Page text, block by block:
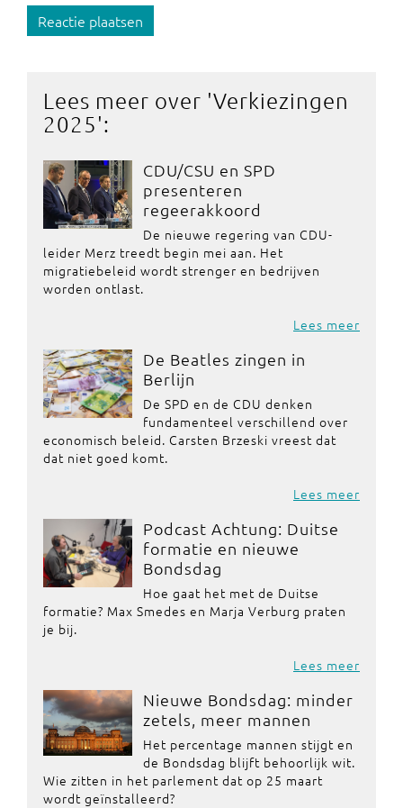
Reactie plaatsen
Lees meer over 'Verkiezingen
2025':
CDU/CSU en SPD
presenteren
regeerakkoord
De nieuwe regering van CDU-
leider Merz treedt begin mei aan. Het
migratiebeleid wordt strenger en bedrijven
worden ontlast.
Lees meer
De Beatles zingen in
Berlijn
De SPD en de CDU denken
fundamenteel verschillend over
economisch beleid. Carsten Brzeski vreest dat
dat niet goed komt.
Lees meer
Podcast Achtung: Duitse
formatie en nieuwe
Bondsdag
Hoe gaat het met de Duitse
formatie? Max Smedes en Marja Verburg praten
je bij.
Lees meer
Nieuwe Bondsdag: minder
zetels, meer mannen
Het percentage mannen stijgt en
de Bondsdag blijft behoorlijk wit.
Wie zitten in het parlement dat op 25 maart
wordt geïnstalleerd?